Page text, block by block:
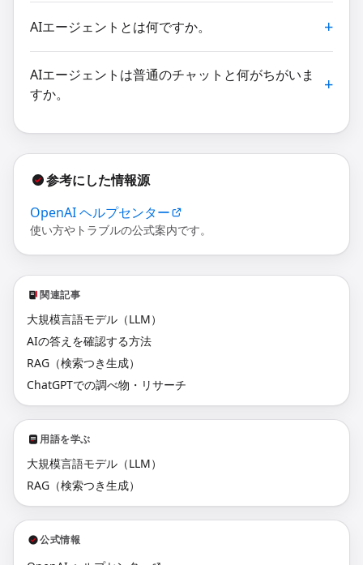
AIエージェントとは何ですか。
AIエージェントは普通のチャットと何がちがいま
すか。
参考にした情報源
OpenAI ヘルプセンター
使い方やトラブルの公式案内です。
関連記事
大規模言語モデル（LLM）
AIの答えを確認する方法
RAG（検索つき生成）
ChatGPTでの調べ物・リサーチ
用語を学ぶ
大規模言語モデル（LLM）
RAG（検索つき生成）
公式情報